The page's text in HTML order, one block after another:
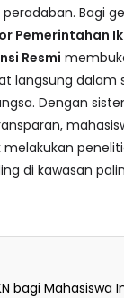
Bagi
Pemerintahan
Resmi
langsung dalam
Dengan
melakukan
di kawasan
bagi Mahasiswa